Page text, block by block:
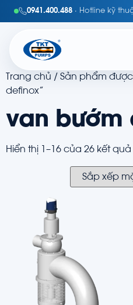
0941.400.488 · Hotline kỹ
Trang chủ / Sản phẩm
definox”
van bướm
Hiển thị 1–16 của 26 kết quả